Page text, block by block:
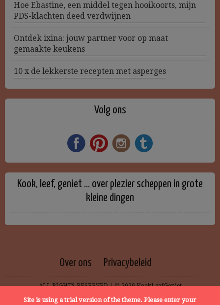
Hoe Ebastine, een middel tegen hooikoorts, mijn
PDS-klachten deed verdwijnen
Ontdek ixina: jouw partner voor op maat
gemaakte keukens
10 x de lekkerste recepten met asperges
Volg ons
Kook, leef, geniet … over plezier scheppen in grote
kleine dingen
Over ons Privacybeleid
ALL RIGHTS RESERVED | © 2020 KookLeefGeniet
Site is using a trial version of the theme. Please enter your